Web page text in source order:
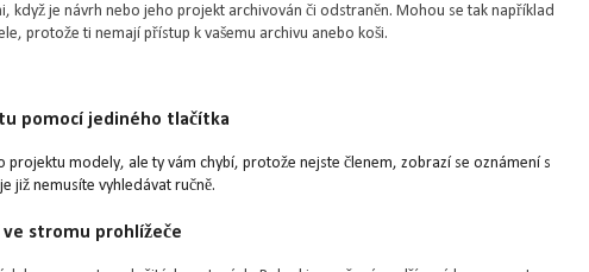
když je návrh nebo jeho projekt archivován či odstraněn. Mohou se tak například
protože ti nemají přístup k vašemu archivu anebo koši.
pomocí jediného tlačítka
modely, ale ty vám chybí, protože nejste členem, zobrazí se oznámení s
již nemusíte vyhledávat ručně.
stromu prohlížeče